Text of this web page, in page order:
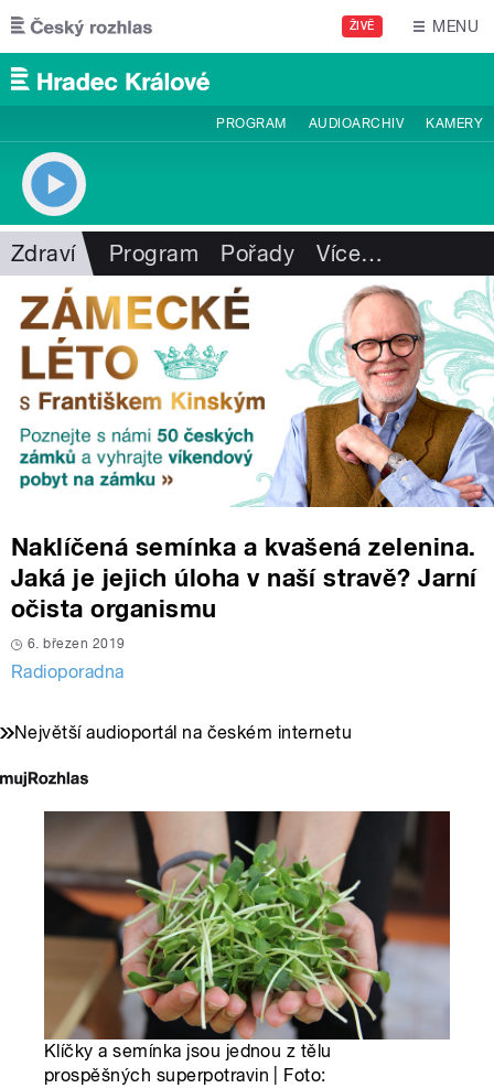
Přejít k hlavnímu obsahu
ŽIVĚ MENU
PROGRAM AUDIOARCHIV KAMERY
Zdraví Program Pořady Více…
Naklíčená semínka a kvašená zelenina.
Jaká je jejich úloha v naší stravě? Jarní
očista organismu
6. březen 2019
Radioporadna
Největší audioportál na českém internetu
Klíčky a semínka jsou jednou z tělu
prospěšných superpotravin | Foto: